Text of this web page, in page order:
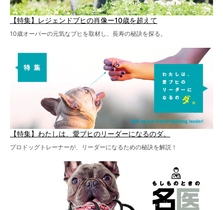
【特集】レジェンドブヒの肖像ー10歳を超えて
10歳オーバーの元気なブヒを取材し、長寿の秘訣を探る。
【特集】わたしは、愛ブヒのリーダーになるのダ。
プロドッグトレーナーが、リーダーになるための秘訣を解説！